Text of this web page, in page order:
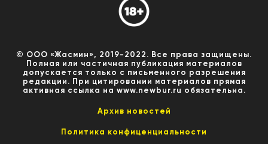
© ООО «Жасмин», 2019-2022. Все права защищены.
Полная или частичная публикация материалов
допускается только с письменного разрешения
редакции. При цитировании материалов прямая
активная ссылка на www.newbur.ru обязательна.
Архив новостей
Политика конфиценциальности